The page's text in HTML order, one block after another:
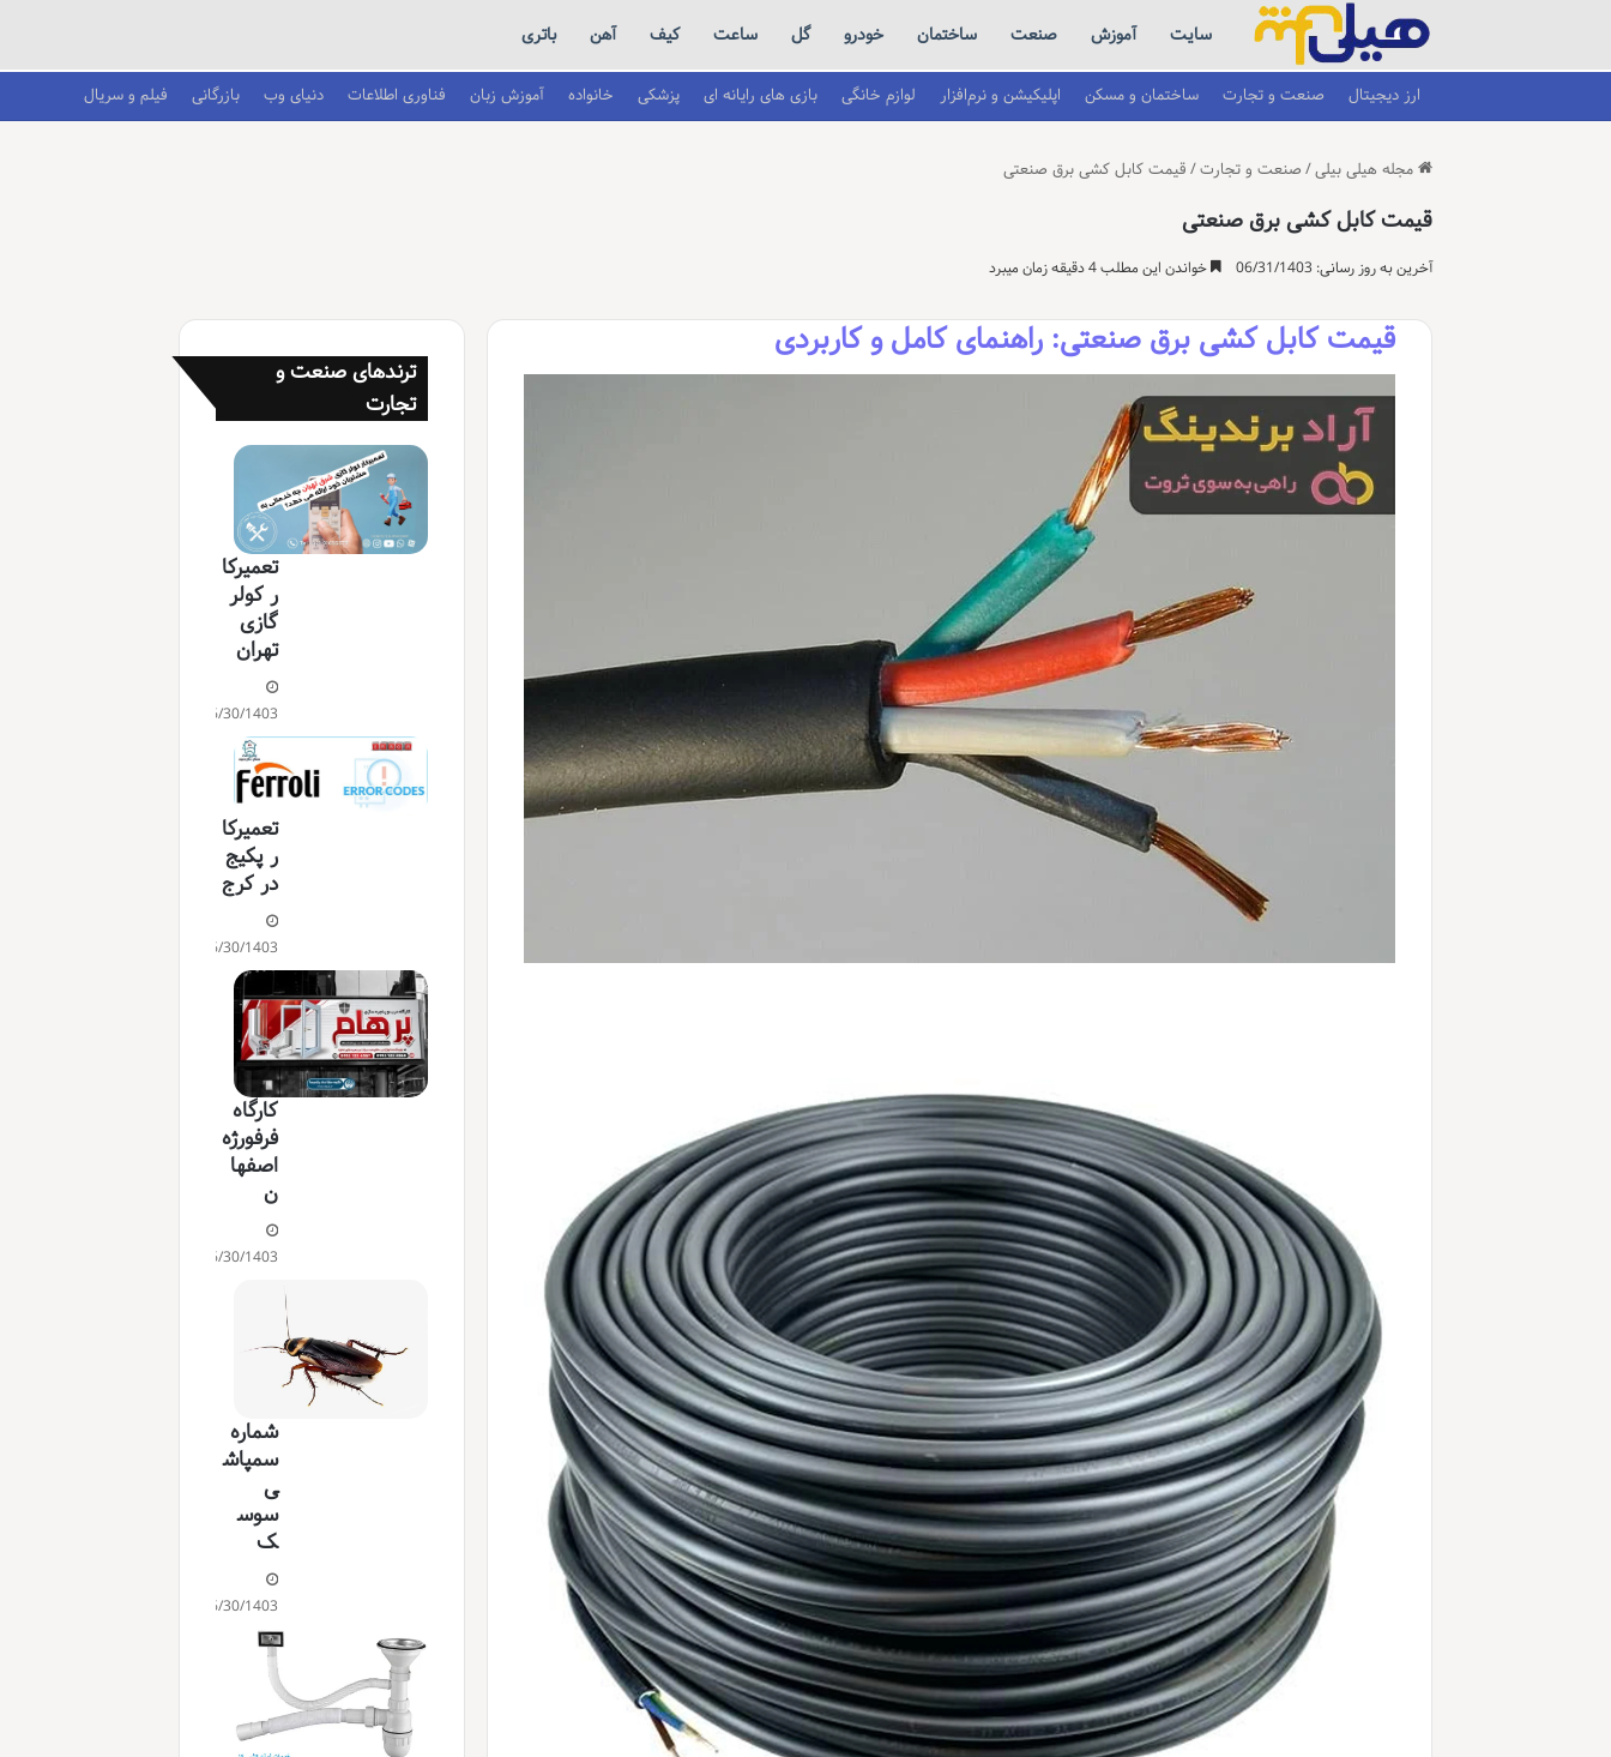
سایت آموزش صنعت ساختمان خودرو گل ساعت کیف آهن باتری
ارز دیجیتال صنعت و تجارت ساختمان و مسکن اپلیکیشن و نرم‌افزار لوازم خانگی بازی های رایانه ای پزشکی خانواده آموزش زبان فناوری اطلاعات دنیای وب بازرگانی فیلم و سریال
مجله هیلی بیلی/ صنعت و تجارت/ قیمت کابل کشی برق صنعتی
قیمت کابل کشی برق صنعتی
آخرین به روز رسانی: 06/31/1403 خواندن این مطلب 4 دقیقه زمان میبرد
قیمت کابل کشی برق صنعتی: راهنمای کامل و کاربردی
ترندهای صنعت و
تجارت
تعمیرکا
ر کولر
گازی
تهران
06/30/1403
تعمیرکا
ر پکیج
در کرج
06/30/1403
کارگاه
فرفورژه
اصفها
ن
06/30/1403
شماره
سمپاش
ی
سوس
ک
06/30/1403